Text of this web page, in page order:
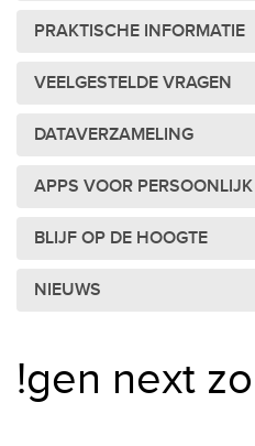
PRAKTISCHE INFORMATIE
VEELGESTELDE VRAGEN
DATAVERZAMELING
APPS VOOR
BLIJF OP DE HOOGTE
NIEUWS
!gen next